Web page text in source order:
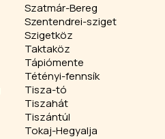
Szatmár-Bereg
Szentendrei-sziget
Szigetköz
Taktaköz
Tápiómente
Tétényi-fennsík
Tisza-tó
Tiszahát
Tiszántúl
Tokaj-Hegyalja